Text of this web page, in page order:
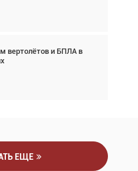
вертолётов и БПЛА в
Подходите к
образом
ЕЩЕ